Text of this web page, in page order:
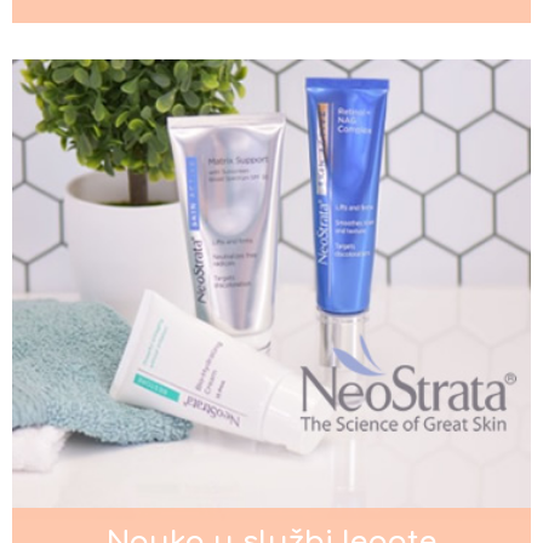
Nega kose za muškarce
Kada je potrebno intenzivno
podmlađivanje lica?
Pigmentacije na licu